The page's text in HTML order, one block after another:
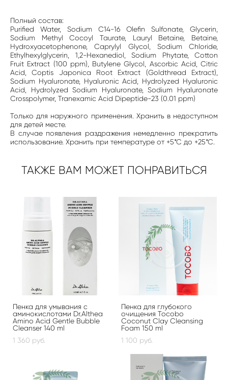
Полный состав:
Purified Water, Sodium C14-16 Olefin Sulfonate, Glycerin,
Sodium Methyl Cocoyl Taurate, Lauryl Betaine, Betaine,
Hydroxyacetophenone, Caprylyl Glycol, Sodium Chloride,
Ethylhexylglycerin, 1,2-Hexanediol, Sodium Phytate, Cotton
Fruit Extract (100 ppm), Butylene Glycol, Ascorbic Acid, Citric
Acid, Coptis Japonica Root Extract (Goldthread Extract),
Sodium Hyaluronate, Hyaluronic Acid, Hydrolyzed Hyaluronic
Acid, Hydrolyzed Sodium Hyaluronate, Sodium Hyaluronate
Crosspolymer, Tranexamic Acid Dipeptide-23 (0.01 ppm)
Только для наружного применения. Хранить в недоступном
для детей месте.
В случае появления раздражения немедленно прекратить
использование. Хранить при температуре от +5*С до +25*С.
ТАКЖЕ ВАМ МОЖЕТ ПОНРАВИТЬСЯ
Пенка для умывания с
аминокислотами Dr.Althea
Amino Acid Gentle Bubble
Cleanser 140 ml
1 360 pуб.
Пенка для глубокого
очищения Tocobo
Coconut Clay Cleansing
Foam 150 ml
1 100 pуб.